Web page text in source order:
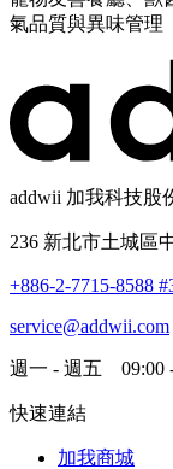
氣品質與異味管理
addwii 加我科技股
236 新北市土城區
+886-2-7715-8588
service@addwii.com
週一 - 週五 09:00
快速連結
加我商城